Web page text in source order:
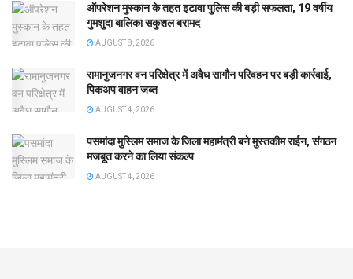
ऑपरेशन मुस्कान के तहत इटावा पुलिस की बड़ी सफलता, 19 वर्षीय
गुमशुदा बालिका सकुशल बरामद
AUGUST 8, 2026
रामानुजनगर वन परिक्षेत्र में अवैध सागौन परिवहन पर बड़ी कार्रवाई,
पिकअप वाहन जब्त
AUGUST 4, 2026
पसमांदा मुस्लिम समाज के जिला महामंत्री बने मुस्तकीम राईन, संगठन
मजबूत करने का लिया संकल्प
AUGUST 4, 2026